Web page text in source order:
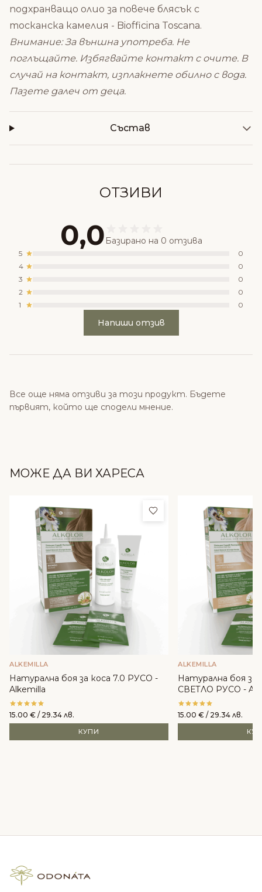
подхранващо олио за повече блясък с
тосканска камелия - Biofficina Toscana.
Внимание: За външна употреба. Не
поглъщайте. Избягвайте контакт с очите. В
случай на контакт, изплакнете обилно с вода.
Пазете далеч от деца.
Състав
ОТЗИВИ
0,0 Базирано на 0 отзива
5
0
4
0
3
0
2
0
1
0
Напиши отзив
Все още няма отзиви за този продукт. Бъдете
първият, който ще сподели мнение.
МОЖЕ ДА ВИ ХАРЕСА
Добави в любими
ALKEMILLA
Натурална боя за коса 7.0 РУСО -
Alkemilla
15.00 € / 29.34 лв.
КУПИ
ALKEMILLA
Натурална боя
СВЕТЛО РУСО -
15.00 € / 29.34 лв.